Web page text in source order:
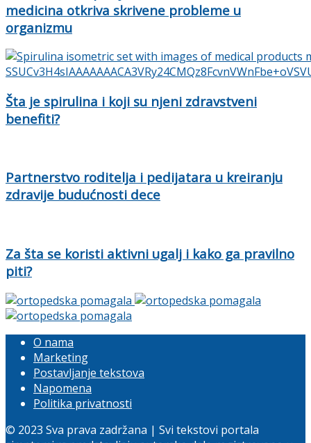
medicina otkriva skrivene probleme u
organizmu
Šta je spirulina i koji su njeni zdravstveni
benefiti?
Partnerstvo roditelja i pedijatara u kreiranju
zdravije budućnosti dece
Za šta se koristi aktivni ugalj i kako ga pravilno
piti?
O nama
Marketing
Postavljanje tekstova
Napomena
Politika privatnosti
© 2023 Sva prava zadržana | Svi tekstovi portala